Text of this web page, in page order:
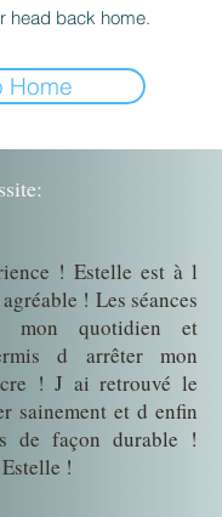
head back home.
Home
! Estelle est à l
! Les séances
mon quotidien et
d arrêter mon
! J ai retrouvé le
sainement et d enfin
de façon durable !
!